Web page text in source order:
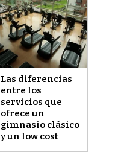
Las diferencias
entre los
servicios que
ofrece un
gimnasio clásico
y un low cost